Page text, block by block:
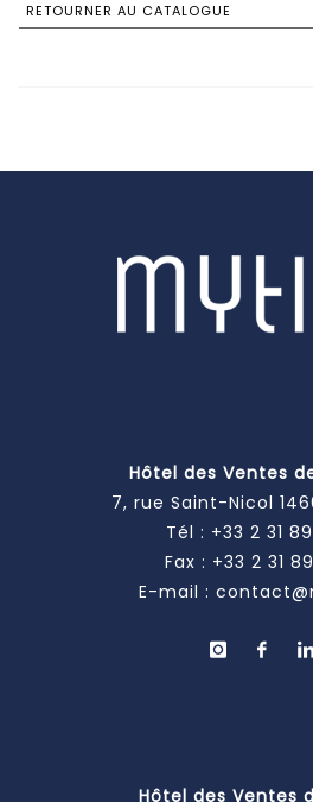
RETOURNER AU CATALOGUE
Hôtel des Ventes
7, rue Saint-Nicol
Tél : +33 2 31
Fax : +33 2 31
E-mail :
Hôtel des Ventes